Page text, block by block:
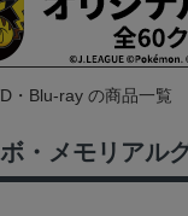
・Blu-ray の商品一覧
ボ・メモリア